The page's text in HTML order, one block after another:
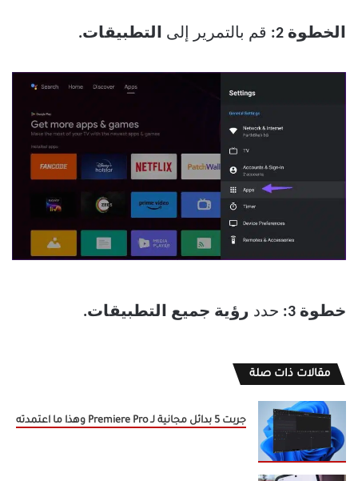
الخطوة 2: قم بالتمرير إلى التطبيقات.
خطوة 3: حدد رؤية جميع التطبيقات.
مقالات ذات صلة
جربت 5 بدائل مجانية لـ Premiere Pro وهذا ما اعتمدته